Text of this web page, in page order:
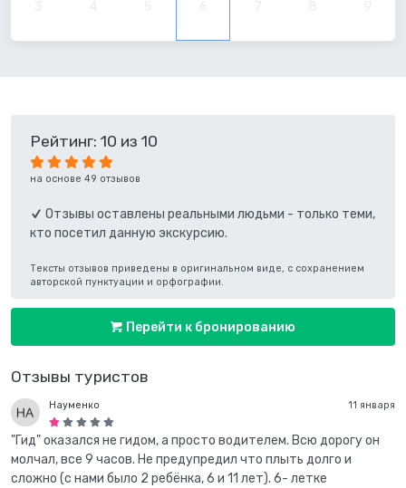
Отзывы туристов
11 января
Науменко
"Гид" оказался не гидом, а просто водителем. Всю дорогу он
молчал, все 9 часов. Не предупредил что плыть долго и
сложно (с нами было 2 ребёнка, 6 и 11 лет). 6- летке
Рейтинг: 10 из 10
на основе 49 отзывов
Отзывы оставлены реальными людьми - только теми,
кто посетил данную экскурсию.
Тексты отзывов приведены в оригинальном виде, с сохранением
авторской пунктуации и орфографии.
Перейти к бронированию